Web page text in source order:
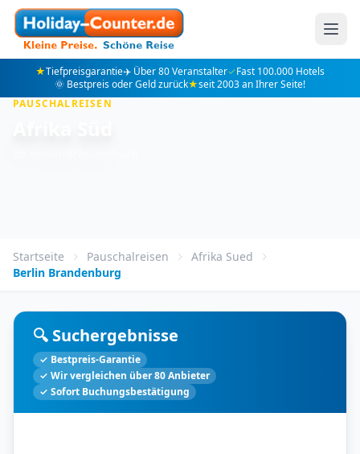
★Tiefpreisgarantie✈️ Über 80 Veranstalter✓Fast 100.000 Hotels
🌞 Bestpreis oder Geld zurück★seit 2003 an Ihrer Seite!
PAUSCHALREISEN
Startseite Pauschalreisen
Afrika Sued
Berlin Brandenburg
🔍 Suchergebnisse
✓ Bestpreis-Garantie
✓ Wir vergleichen über 80 Anbieter
✓ Sofort Buchungsbestätigung